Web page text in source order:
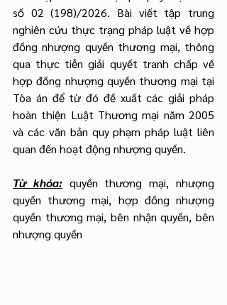
số 02 (198)/2026. Bài viết tập trung
nghiên cứu thực trạng pháp luật về hợp
đồng nhượng quyền thương mại, thông
qua thực tiễn giải quyết tranh chấp về
hợp đồng nhượng quyền thương mại tại
Tòa án để từ đó đề xuất các giải pháp
hoàn thiện Luật Thương mại năm 2005
và các văn bản quy phạm pháp luật liên
quan đến hoạt động nhượng quyền.
Từ khóa: quyền thương mại, nhượng
quyền thương mại, hợp đồng nhượng
quyền thương mại, bên nhận quyền, bên
nhượng quyền